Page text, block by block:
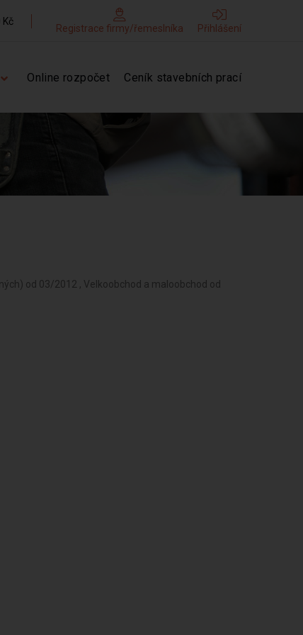
Kč
Registrace firmy/řemeslníka Přihlášení
Online rozpočet Ceník stavebních prací
od 03/2012 , Velkoobchod a maloobchod od